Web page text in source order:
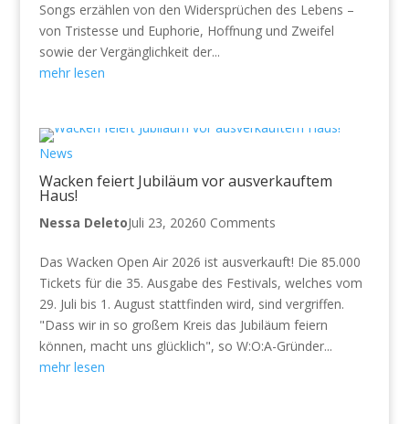
Songs erzählen von den Widersprüchen des Lebens –
von Tristesse und Euphorie, Hoffnung und Zweifel
sowie der Vergänglichkeit der...
mehr lesen
News
Wacken feiert Jubiläum vor ausverkauftem
Haus!
Nessa DeletoJuli 23, 20260 Comments
Das Wacken Open Air 2026 ist ausverkauft! Die 85.000
Tickets für die 35. Ausgabe des Festivals, welches vom
29. Juli bis 1. August stattfinden wird, sind vergriffen.
"Dass wir in so großem Kreis das Jubiläum feiern
können, macht uns glücklich", so W:O:A-Gründer...
mehr lesen